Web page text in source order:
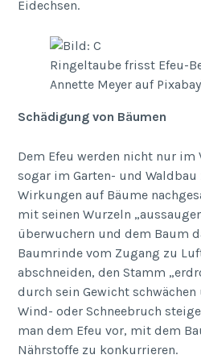
Eidechsen.
Ringeltaube frisst Efeu-
Annette Meyer auf
Schädigung von Bäumen
Dem Efeu werden nicht nur im
sogar im Garten- und
Wirkungen auf Bäume
mit seinen Wurzeln
überwuchern und dem Baum
Baumrinde vom Zugang zu
abschneiden, den Stamm
durch sein Gewicht schwächen
Wind- oder Schneebruch
man dem Efeu vor, mit dem
Nährstoffe zu konkurrieren.